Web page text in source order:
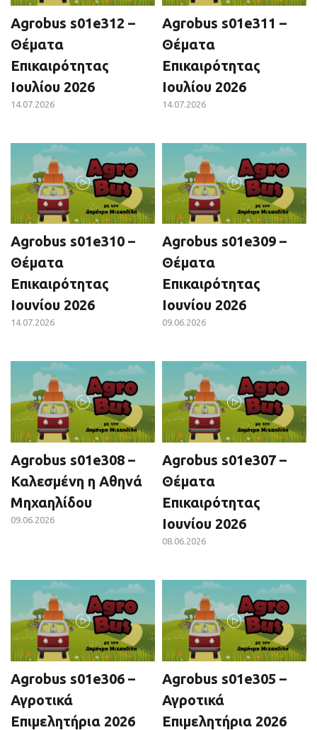
Agrobus s01e312 –
Θέματα
Επικαιρότητας
Ιουλίου 2026
14.07.2026
Agrobus s01e311 –
Θέματα
Επικαιρότητας
Ιουλίου 2026
14.07.2026
Agrobus s01e310 –
Θέματα
Επικαιρότητας
Ιουνίου 2026
14.07.2026
Agrobus s01e309 –
Θέματα
Επικαιρότητας
Ιουνίου 2026
09.06.2026
Agrobus s01e308 –
Καλεσμένη η Αθηνά
Μηχαηλίδου
09.06.2026
Agrobus s01e307 –
Θέματα
Επικαιρότητας
Ιουνίου 2026
08.06.2026
Agrobus s01e306 –
Αγροτικά
Επιμελητήρια 2026
Agrobus s01e305 –
Αγροτικά
Επιμελητήρια 2026